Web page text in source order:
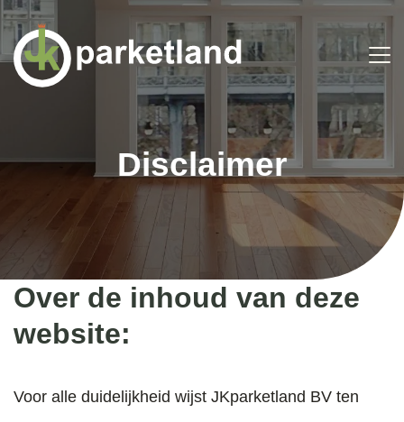
Disclaimer
Over de inhoud van deze
website:
Voor alle duidelijkheid wijst JKparketland BV ten